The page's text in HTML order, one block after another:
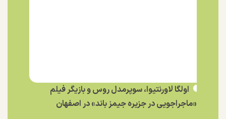
اولگا لاورنتیوا، سوپرمدل روس و بازیگر فیلم
«ماجراجویی در جزیره جیمز باند» در اصفهان